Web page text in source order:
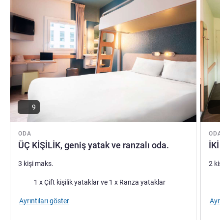
ODA
ÜÇ KİŞİLİK, geniş yatak ve ranzalı oda.
9
3 kişi maks.
1 x Çift kişilik yataklar ve 1 x Ranza yataklar
Ayrıntıları göster
2